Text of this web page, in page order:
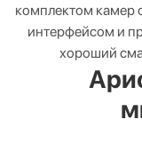
комплектом камер
интерфейсом и
хороший